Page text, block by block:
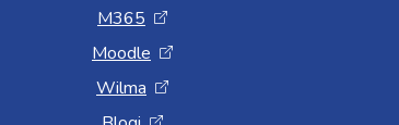
M365
Moodle
Wilma